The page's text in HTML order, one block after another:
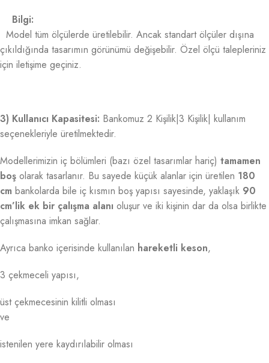
Bilgi:
Model tüm ölçülerde üretilebilir. Ancak standart ölçüler dışına
çıkıldığında tasarımın görünümü değişebilir. Özel ölçü talepleriniz
için iletişime geçiniz.
3) Kullanıcı Kapasitesi: Bankomuz 2 Kişilik|3 Kişilik| kullanım
seçenekleriyle üretilmektedir.
Modellerimizin iç bölümleri (bazı özel tasarımlar hariç) tamamen
boş olarak tasarlanır. Bu sayede küçük alanlar için üretilen 180
cm bankolarda bile iç kısmın boş yapısı sayesinde, yaklaşık 90
cm’lik ek bir çalışma alanı oluşur ve iki kişinin dar da olsa birlikte
çalışmasına imkan sağlar.
Ayrıca banko içerisinde kullanılan hareketli keson,
3 çekmeceli yapısı,
üst çekmecesinin kilitli olması
ve
istenilen yere kaydırılabilir olması